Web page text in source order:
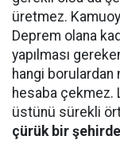
üretmez.
Deprem olana
yapılması
hangi borulardan
hesaba çekmez.
üstünü sürekli
çürük bir